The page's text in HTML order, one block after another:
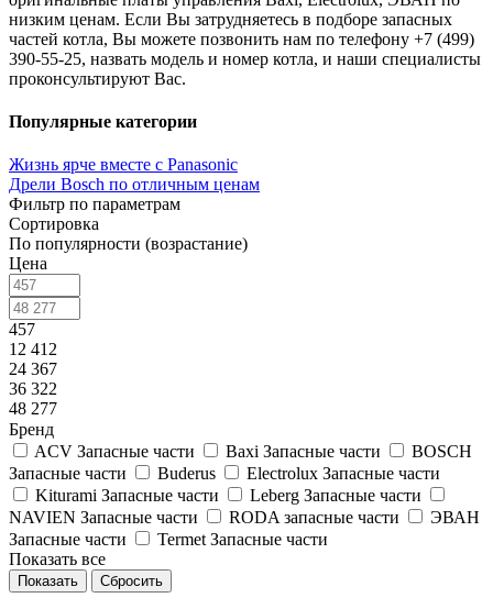
низким ценам. Если Вы затрудняетесь в подборе запасных
частей котла, Вы можете позвонить нам по телефону +7 (499)
390-55-25, назвать модель и номер котла, и наши специалисты
проконсультируют Вас.
Популярные категории
Жизнь ярче вместе с Panasonic
Дрели Bosch по отличным ценам
Фильтр по параметрам
Сортировка
По популярности (возрастание)
Цена
457
12 412
24 367
36 322
48 277
Бренд
ACV Запасные части
Baxi Запасные части
BOSCH
Запасные части
Buderus
Electrolux Запасные части
Kiturami Запасные части
Leberg Запасные части
NAVIEN Запасные части
RODA запасные части
ЭВАН
Запасные части
Termet Запасные части
Показать все
Сбросить